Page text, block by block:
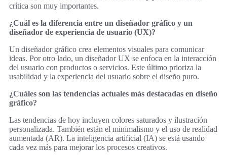
crítica son muy importantes.
¿Cuál es la diferencia entre un diseñador gráfico y un
diseñador de experiencia de usuario (UX)?
Un diseñador gráfico crea elementos visuales para comunicar
ideas. Por otro lado, un diseñador UX se enfoca en la interacción
del usuario con productos o servicios. Este último prioriza la
usabilidad y la experiencia del usuario sobre el diseño puro.
¿Cuáles son las tendencias actuales más destacadas en diseño
gráfico?
Las tendencias de hoy incluyen colores saturados y ilustración
personalizada. También están el minimalismo y el uso de realidad
aumentada (AR). La inteligencia artificial (IA) se está usando
cada vez más para mejorar los procesos creativos.